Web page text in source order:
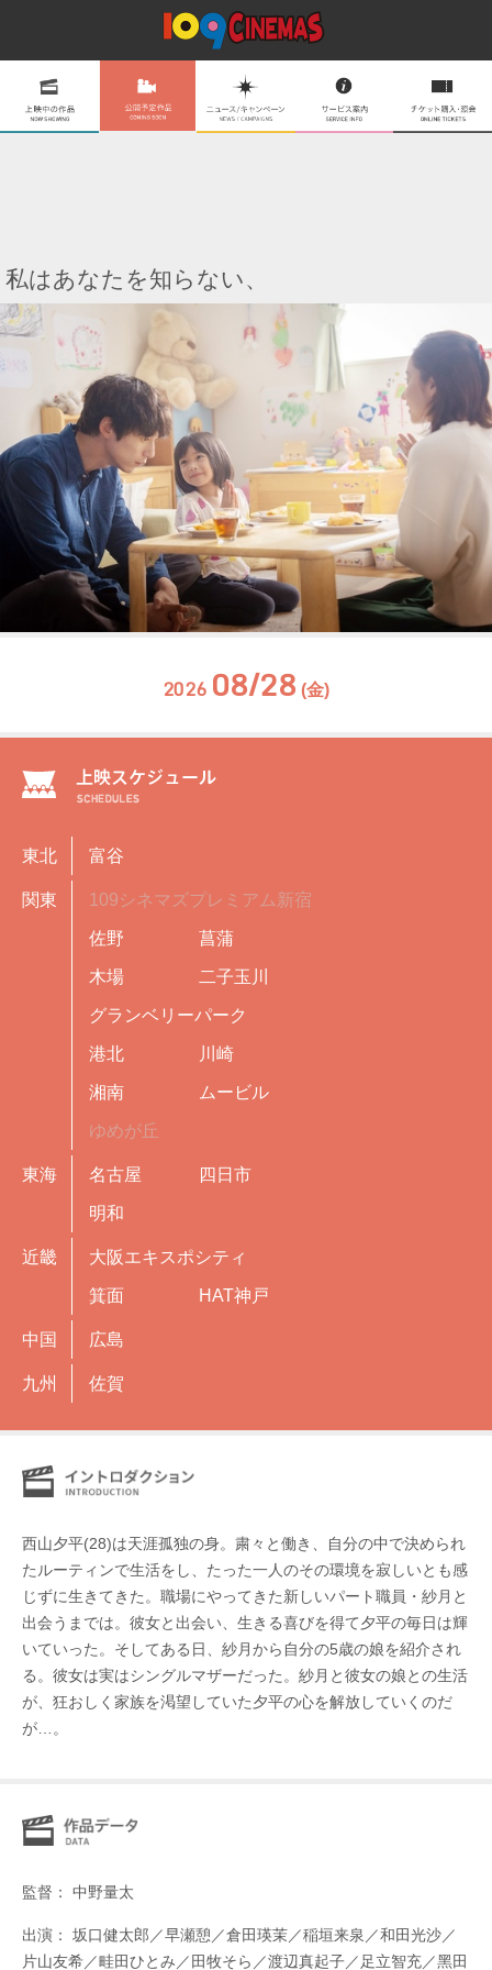
私はあなたを知らない、
2026 08/28 (金)
東北 富谷
関東 109シネマズプレミアム新宿
佐野 菖蒲
木場 二子玉川
グランベリーパーク
港北 川崎
湘南 ムービル
ゆめが丘
東海 名古屋 四日市
明和
近畿 大阪エキスポシティ
箕面 HAT神戸
中国 広島
九州 佐賀
西山夕平(28)は天涯孤独の身。粛々と働き、自分の中で決められ
たルーティンで生活をし、たった一人のその環境を寂しいとも感
じずに生きてきた。職場にやってきた新しいパート職員・紗月と
出会うまでは。彼女と出会い、生きる喜びを得て夕平の毎日は輝
いていった。そしてある日、紗月から自分の5歳の娘を紹介され
る。彼女は実はシングルマザーだった。紗月と彼女の娘との生活
が、狂おしく家族を渇望していた夕平の心を解放していくのだ
が…。
監督： 中野量太
出演： 坂口健太郎／早瀬憩／倉田瑛茉／稲垣来泉／和田光沙／
片山友希／畦田ひとみ／田牧そら／渡辺真起子／足立智充／黑田